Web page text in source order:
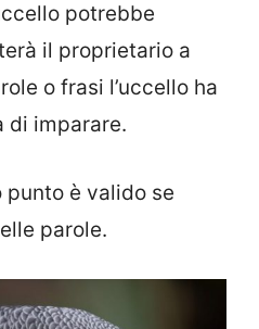
potrebbe
il proprietario a
o frasi l’uccello ha
di imparare.
è valido se
parole.